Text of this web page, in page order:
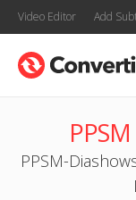
Video Editor Add
PPSM-